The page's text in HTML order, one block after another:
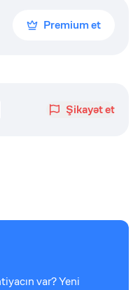
Premium et
Şikayət et
var? Yeni